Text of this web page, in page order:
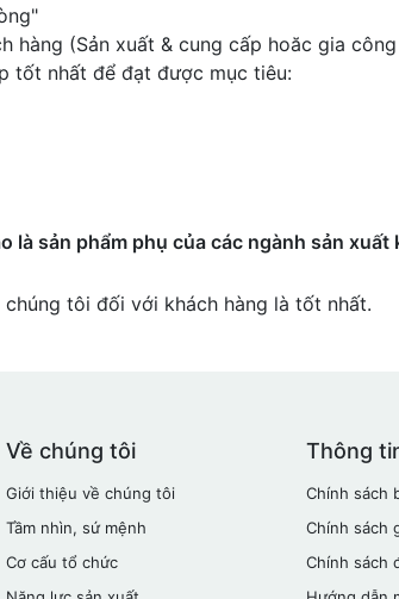
(Sản xuất & cung cấp hoăc gia
tốt nhất để đạt được mục tiêu:
sản phẩm phụ của các ngành sản xuất
tôi đối với khách hàng là tốt nhất.
Thông
Chính sách
Chính sách
Chính sách
Về chúng tôi
Giới thiệu về chúng tôi
Tầm nhìn, sứ mệnh
Cơ cấu tổ chức